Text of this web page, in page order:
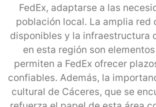
FedEx, adaptarse a las
población local. La amplia red
disponibles y la infraestructura
en esta región son
permiten a FedEx ofrecer
confiables. Además, la
cultural de Cáceres, que se